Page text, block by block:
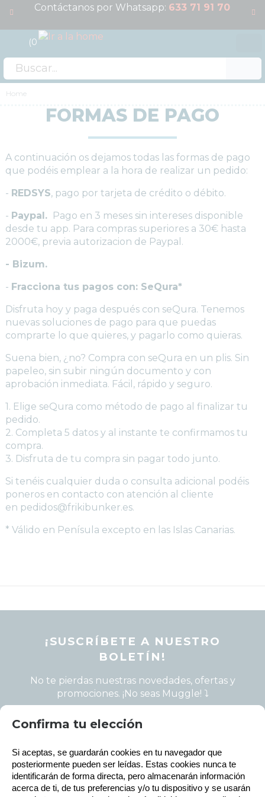
Contáctanos por Whatsapp: 633 71 91 70
0
OFERTAS
RESERVAS
COLECCIONISMO
WARHAMMER
MERCHANDISING
JUEGOS
OUTLET
Home
FORMAS DE PAGO
A continuación os dejamos todas las formas de pago
que podéis emplear a la hora de realizar un pedido:
- REDSYS, pago por tarjeta de crédito o débito.
- Paypal. Pago en 3 meses sin intereses disponible
desde tu app. Para compras superiores a 30€ hasta
2000€, previa autorizacion de Paypal.
- Bizum.
- Fracciona tus pagos con: SeQura*
Disfruta hoy y paga después con seQura. Tenemos
nuevas soluciones de pago para que puedas
comprarte lo que quieres, y pagarlo como quieras.
Suena bien, ¿no? Compra con seQura en un plis. Sin
papeleo, sin subir ningún documento y con
aprobación inmediata. Fácil, rápido y seguro.
1. Elige seQura como método de pago al finalizar tu
pedido.
2. Completa 5 datos y al instante te confirmamos tu
compra.
3. Disfruta de tu compra sin pagar todo junto.
Si tenéis cualquier duda o consulta adicional podéis
poneros en contacto con atención al cliente
en pedidos@frikibunker.es.
* Válido en Penísula excepto en las Islas Canarias.
¡SUSCRÍBETE A NUESTRO
BOLETÍN!
No te pierdas nuestras novedades, ofertas y
promociones. ¡No seas Muggle! ⤵️
He leído y acepto la
política de privacidad
Política de gestión de Cookies
funcionamiento del sitio. Además, se utilizan otras de
terceros que analizan cómo se usan nuestros servicios
para mejorar la experiencia de usuario, divulgar ofertas
comerciales personalizadas o realizar análisis de sus
Confirma tu elección
Si aceptas, se guardarán cookies en tu navegador que
posteriormente pueden ser leídas. Estas cookies nunca te
identificarán de forma directa, pero almacenarán información
acerca de ti, de tus preferencias y/o tu dispositivo y se usarán